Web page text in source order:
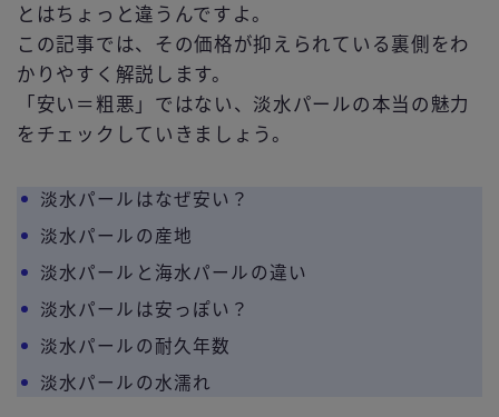
とはちょっと違うんですよ。
この記事では、その価格が抑えられている裏側をわ
かりやすく解説します。
「安い＝粗悪」ではない、淡水パールの本当の魅力
をチェックしていきましょう。
淡水パールはなぜ安い？
淡水パールの産地
淡水パールと海水パールの違い
淡水パールは安っぽい？
淡水パールの耐久年数
淡水パールの水濡れ